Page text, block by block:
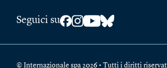
Seguici su
© Internazionale spa 2026 • Tutti i diritti